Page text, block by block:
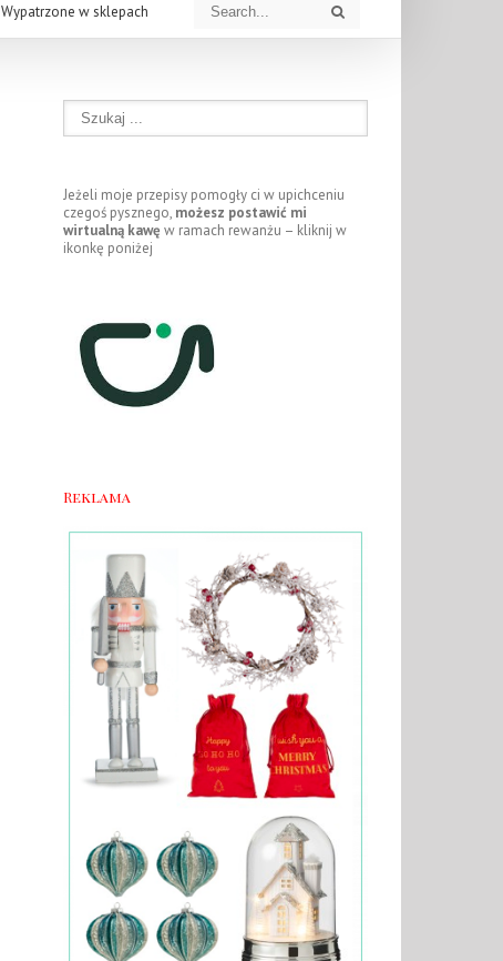
Wypatrzone w sklepach
Jeżeli moje przepisy pomogły ci w upichceniu
czegoś pysznego, możesz postawić mi
wirtualną kawę w ramach rewanżu – kliknij w
ikonkę poniżej
Reklama